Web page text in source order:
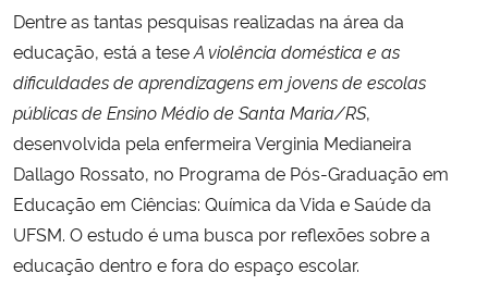
Secretaria de Governo
Gabinete de Segurança Institucional
Advocacia-Geral da União
Banco Central do Brasil
Dentre as tantas pesquisas realizadas na área da
educação, está a teseA violência doméstica e as
dificuldades de aprendizagens em jovens de escolas
públicas de Ensino Médio de Santa Maria/RS,
desenvolvida pela enfermeira Verginia Medianeira
Dallago Rossato, no Programa de Pós-Graduação em
Educação em Ciências: Química da Vida e Saúde da
UFSM. O estudo é uma busca por reflexões sobre a
educação dentro e fora do espaço escolar.